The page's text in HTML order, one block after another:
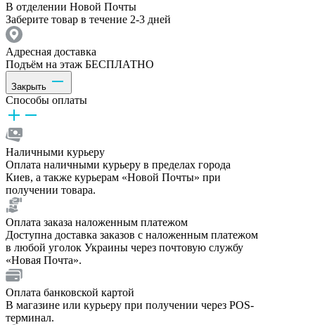
В отделении Новой Почты
Заберите товар в течение 2-3 дней
Адресная доставка
Подъём на этаж БЕСПЛАТНО
Закрыть
Способы оплаты
Наличными курьеру
Оплата наличными курьеру в пределах города
Киев, а также курьерам «Новой Почты» при
получении товара.
Оплата заказа наложенным платежом
Доступна доставка заказов с наложенным платежом
в любой уголок Украины через почтовую службу
«Новая Почта».
Оплата банковской картой
В магазине или курьеру при получении через POS-
терминал.